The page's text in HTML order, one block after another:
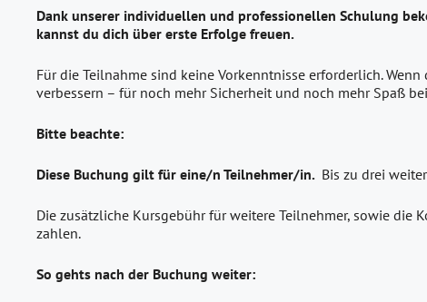
Dank unserer individuellen und professionellen Schulung
kannst du dich über erste Erfolge freuen.
Für die Teilnahme sind keine Vorkenntnisse erforderlich.
verbessern – für noch mehr Sicherheit und noch mehr Spaß
Bitte beachte:
Diese Buchung gilt für eine/n Teilnehmer/in. Bis zu drei
Die zusätzliche Kursgebühr für weitere Teilnehmer, sowie
zahlen.
So gehts nach der Buchung weiter: